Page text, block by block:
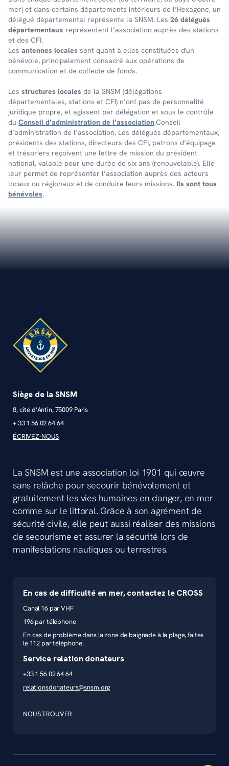
mer) et dans certains dépar­te­ments inté­rieurs de l’Hexa­gone, un
délé­gué dépar­te­men­tal repré­sente la SNSM. Les 26 délégués
départementaux représentent l’association auprès des stations
et des CFI.
Les antennes locales sont quant à elles constituées d'un
bénévole, principalement consacré aux opérations de
communication et de collecte de fonds.
Les structures locales de la SNSM (délégations
départementales, stations et CFI) n’ont pas de personnalité
juridique propre, et agissent par délégation et sous le contrôle
du Conseil d’administration de l’association.Conseil
d’administration de l’association. Les délégués départementaux,
présidents des stations, directeurs des CFI, patrons d’équipage
et trésoriers reçoivent une lettre de mission du président
national, valable pour une durée de six ans (renouvelable). Elle
leur permet de représenter l’association auprès des acteurs
locaux ou régionaux et de conduire leurs missions. Ils sont tous
bénévoles.
Siège de la SNSM
8, cité d’Antin, 75009 Paris
+ 33 1 56 02 64 64
ÉCRIVEZ-NOUS
La SNSM est une association loi 1901 qui œuvre
sans relâche pour secourir bénévolement et
gratuitement les vies humaines en danger, en mer
comme sur le littoral. Grâce à son agrément de
sécurité civile, elle peut aussi réaliser des missions
de secourisme et assurer la sécurité lors de
manifestations nautiques ou terrestres.
En cas de difficulté en mer, contactez le CROSS
Canal 16 par VHF
196 par téléphone
En cas de problème dans la zone de baignade à la plage, faites
le 112 par téléphone.
Service relation donateurs
+33 1 56 02 64 64
relationsdonateurs@snsm.org
NOUS TROUVER